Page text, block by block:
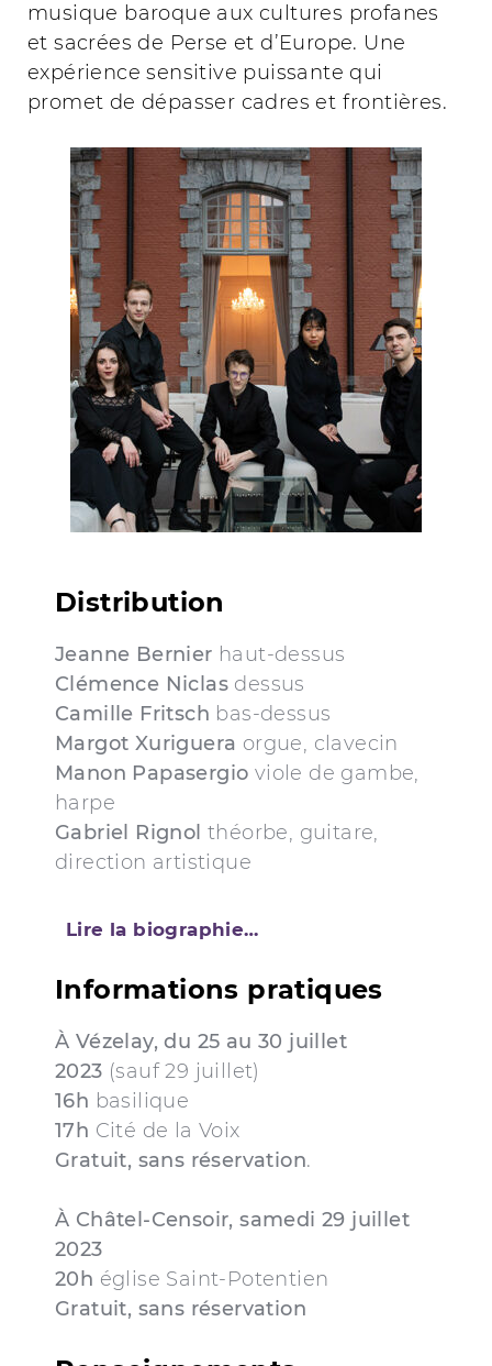
musique baroque aux cultures profanes
et sacrées de Perse et d’Europe. Une
expérience sensitive puissante qui
promet de dépasser cadres et frontières.
Distribution
Jeanne Bernier haut-dessus
Clémence Niclas dessus
Camille Fritsch bas-dessus
Margot Xuriguera orgue, clavecin
Manon Papasergio viole de gambe,
harpe
Gabriel Rignol théorbe, guitare,
direction artistique
Lire la biographie…
Informations pratiques
À Vézelay, du 25 au 30 juillet
2023 (sauf 29 juillet)
16h basilique
17h Cité de la Voix
Gratuit, sans réservation.
À Châtel-Censoir, samedi 29 juillet
2023
20h église Saint-Potentien
Gratuit, sans réservation